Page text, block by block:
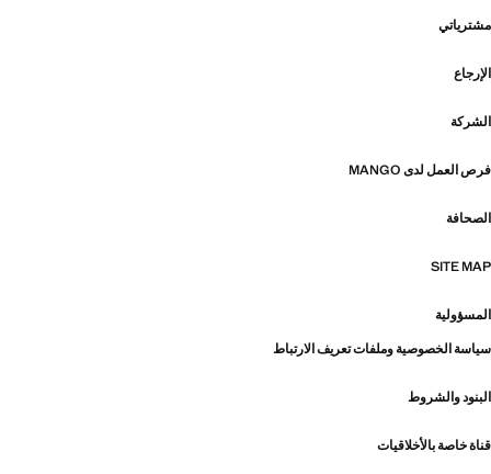
مشترياتي
الإرجاع
الشركة
فرص العمل لدى MANGO
الصحافة
SITE MAP
المسؤولية
سياسة الخصوصية وملفات تعريف الارتباط
البنود والشروط
قناة خاصة بالأخلاقيات